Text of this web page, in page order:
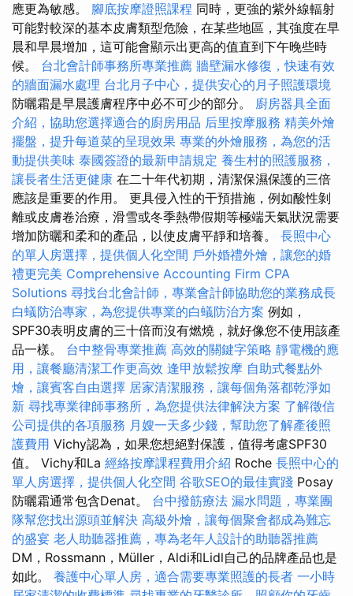
應更為敏感。 腳底按摩證照課程 同時，更強的紫外線輻射
可能對較深的基本皮膚類型危險，在某些地區，其強度在早
晨和早晨增加，這可能會顯示出更高的值直到下午晚些時
候。 台北會計師事務所專業推薦 牆壁漏水修復，快速有效
的牆面漏水處理 台北月子中心，提供安心的月子照護環境
防曬霜是早晨護膚程序中必不可少的部分。 廚房器具全面
介紹，協助您選擇適合的廚房用品 后里按摩服務 精美外燴
擺盤，提升每道菜的呈現效果 專業的外燴服務，為您的活
動提供美味 泰國簽證的最新申請規定 養生村的照護服務，
讓長者生活更健康 在二十年代初期，清潔保濕保護的三倍
應該是重要的作用。 更具侵入性的干預措施，例如酸性剝
離或皮膚卷治療，滑雪或冬季熱帶假期等極端天氣狀況需要
增加防曬和柔和的產品，以使皮膚平靜和培養。 長照中心
的單人房選擇，提供個人化空間 戶外婚禮外燴，讓您的婚
禮更完美 Comprehensive Accounting Firm CPA
Solutions 尋找台北會計師，專業會計師協助您的業務成長
白蟻防治專家，為您提供專業的白蟻防治方案 例如，
SPF30表明皮膚的三十倍而沒有燃燒，就好像您不使用該產
品一樣。 台中整骨專業推薦 高效的關鍵字策略 靜電機的應
用，讓餐廳清潔工作更高效 逢甲放鬆按摩 自助式餐點外
燴，讓賓客自由選擇 居家清潔服務，讓每個角落都乾淨如
新 尋找專業律師事務所，為您提供法律解決方案 了解徵信
公司提供的各項服務 月嫂一天多少錢，幫助您了解產後照
護費用 Vichy認為，如果您想絕對保護，值得考慮SPF30
值。 Vichy和La 經絡按摩課程費用介紹 Roche 長照中心的
單人房選擇，提供個人化空間 谷歌SEO的最佳實踐 Posay
防曬霜通常包含Denat。 台中撥筋療法 漏水問題，專業團
隊幫您找出源頭並解決 高級外燴，讓每個聚會都成為難忘
的盛宴 老人助聽器推薦，專為老年人設計的助聽器推薦
DM，Rossmann，Müller，Aldi和Lidl自己的品牌產品也是
如此。 養護中心單人房，適合需要專業照護的長者 一小時